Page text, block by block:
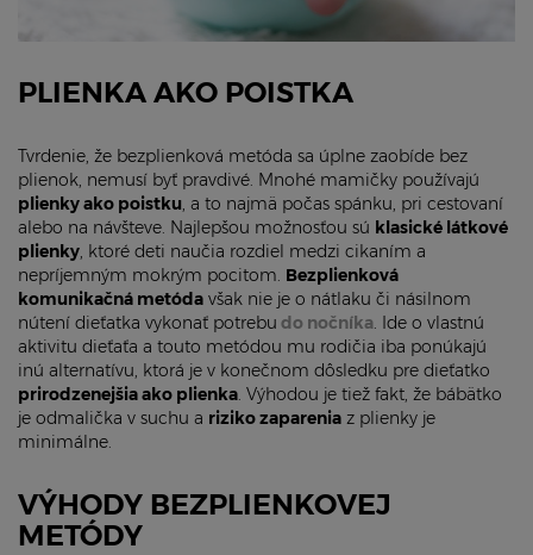
PLIENKA AKO POISTKA
Tvrdenie, že bezplienková metóda sa úplne zaobíde bez
plienok, nemusí byť pravdivé. Mnohé mamičky používajú
plienky ako poistku, a to najmä počas spánku, pri cestovaní
alebo na návšteve. Najlepšou možnosťou sú klasické látkové
plienky, ktoré deti naučia rozdiel medzi cikaním a
nepríjemným mokrým pocitom. Bezplienková
komunikačná metóda však nie je o nátlaku či násilnom
nútení dieťatka vykonať potrebu do nočníka. Ide o vlastnú
aktivitu dieťaťa a touto metódou mu rodičia iba ponúkajú
inú alternatívu, ktorá je v konečnom dôsledku pre dieťatko
prirodzenejšia ako plienka. Výhodou je tiež fakt, že bábätko
je odmalička v suchu a riziko zaparenia z plienky je
minimálne.
VÝHODY BEZPLIENKOVEJ
METÓDY